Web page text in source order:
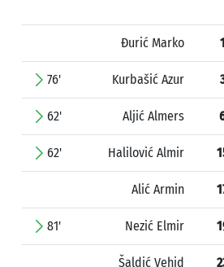
Đurić Marko 1
76' Kurbašić Azur
62' Aljić Almers
62' Halilović Almir
Alić Armin
81' Nezić Elmir
Šaldić Vehid